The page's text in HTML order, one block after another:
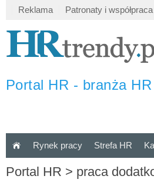
Reklama Patronaty i współpraca
Portal HR - branża
Rynek pracy Strefa HR
Portal HR > praca